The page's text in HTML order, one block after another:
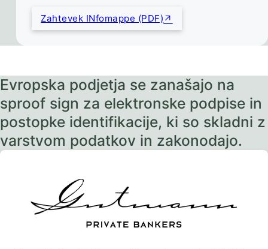
Zahtevek INfomappe (PDF)
Evropska podjetja se zanašajo na
sproof sign za elektronske podpise in
postopke identifikacije, ki so skladni z
varstvom podatkov in zakonodajo.